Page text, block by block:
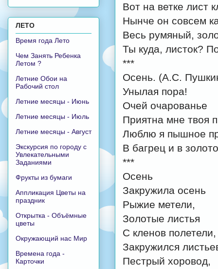
Вот на ветке лист
Нынче он совсем
Весь румяный,
Ты куда, листок?
***
Осень. (А.С.
Унылая пора!
Очей очарованье
Приятна мне твоя
Люблю я пышное
В багрец и в
***
Осень
Закружила осень
Рыжие метели,
Золотые листья
С кленов полетели,
Закружился
Пестрый хоровод,
ЛЕТО
Время года Лето
Чем Занять Ребенка
Летом ?
Летние Обои на
Рабочий стол
Летние месяцы - Июнь
Летние месяцы - Июль
Летние месяцы - Август
Экскурсия по городу с
Увлекательными
Заданиями
Фрукты из бумаги
Аппликация Цветы на
праздник
Открытка - Объёмные
цветы
Окружающий нас Мир
Времена года -
Карточки